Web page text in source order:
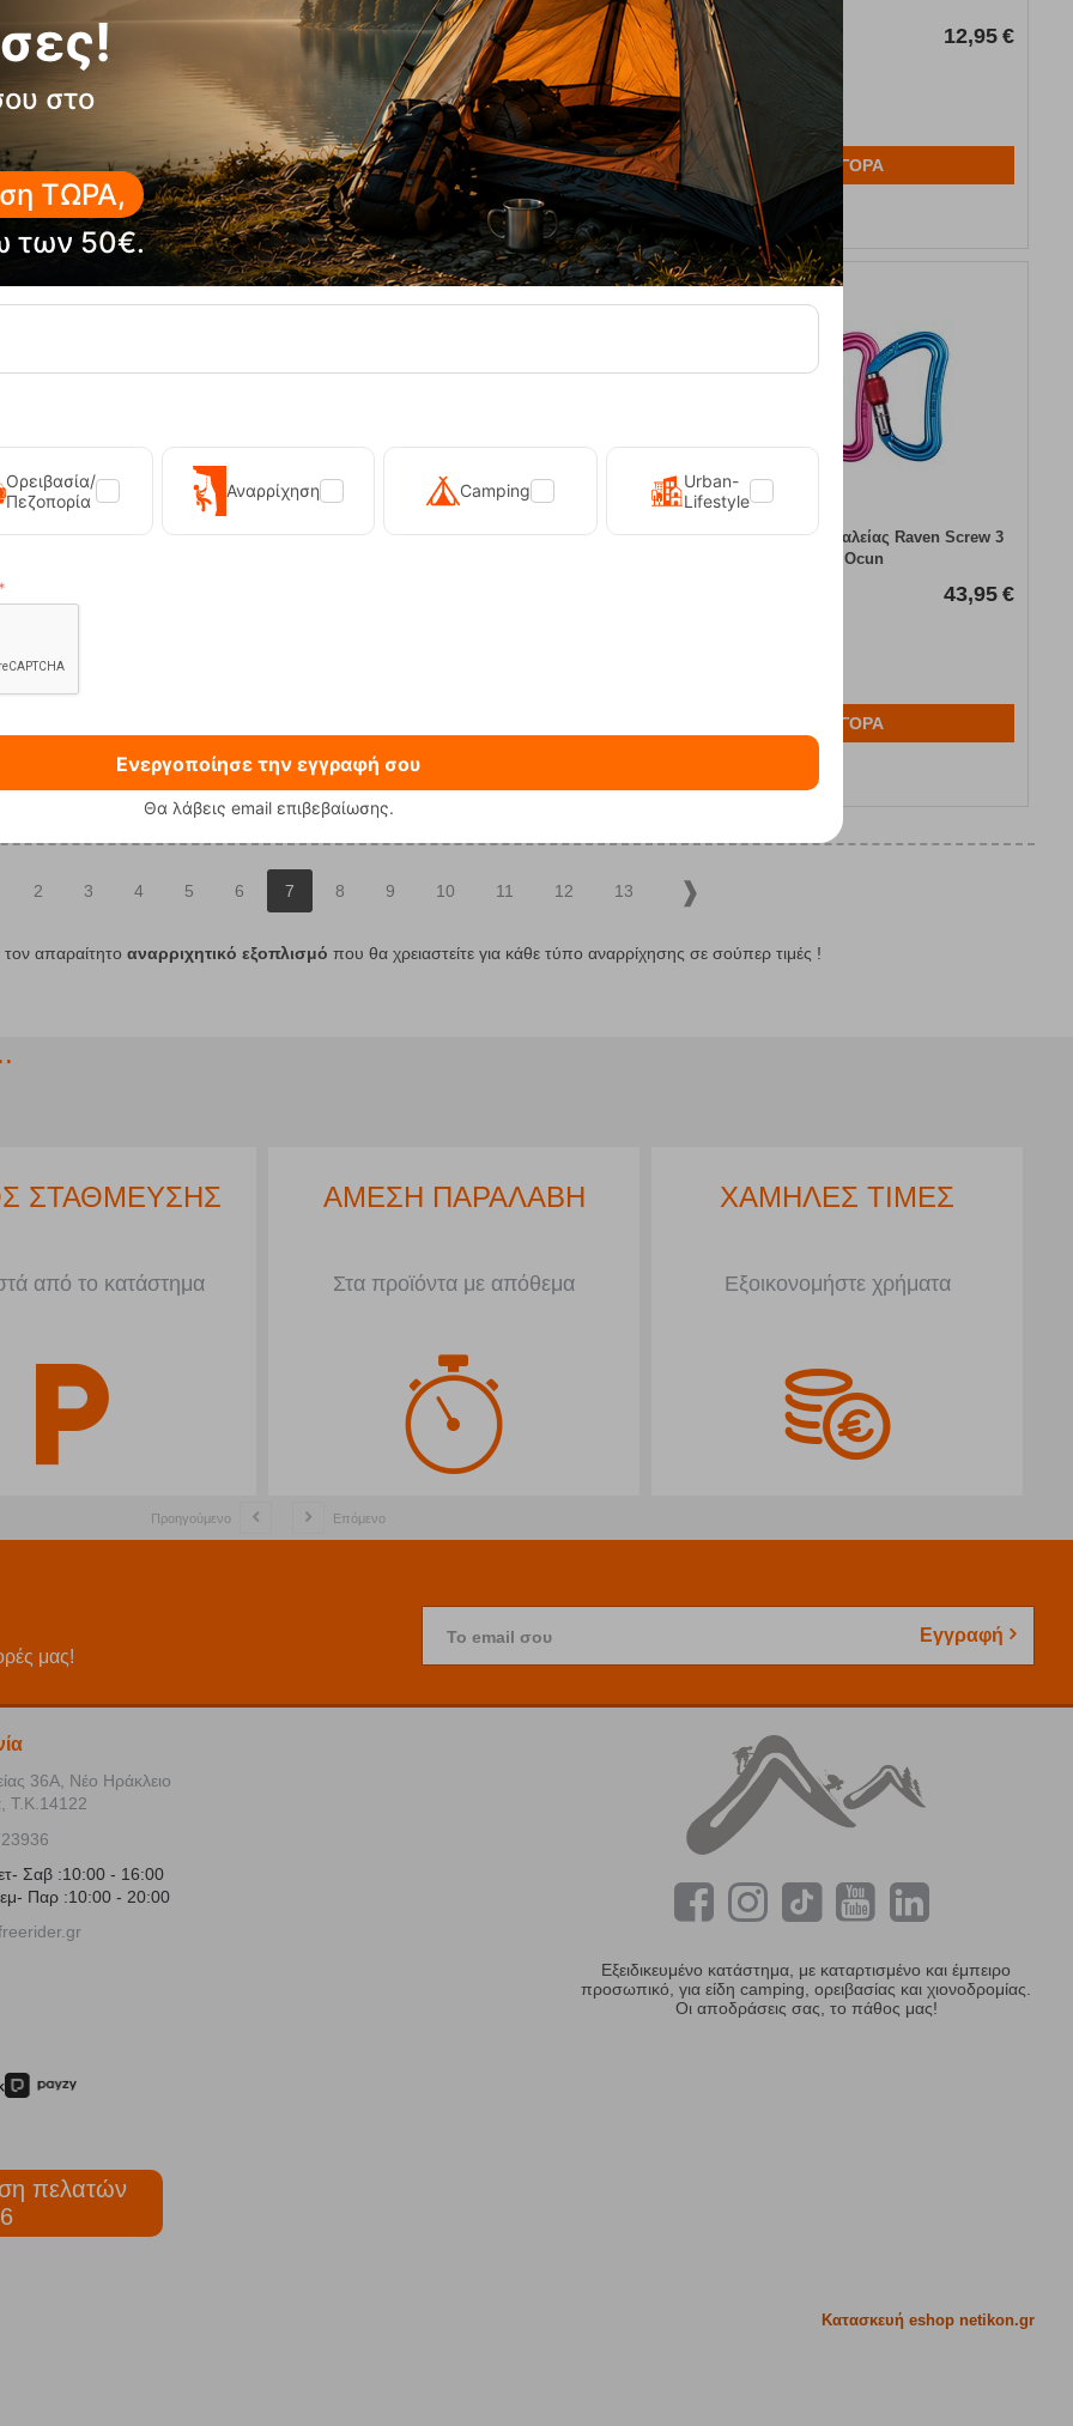
19608
ΑΓΟΡΑ
Κωδικός: FRE-16349
Άμεσα
διαθέσιμο
114,95 €
97,70 €
ΑΓΟΡΑ
Αγαπημένα
Κωδικός:
FRE-17753
Άμεσαδιαθέσιμο
12,95 €
ΑΓΟΡΑ
Αγαπημένα
Raven QD Bio-Dyn Pink
18303
Σετάκι Καραμπίνερ Raven QD Zoom PA 15/22
Αγαπημένα
Σετ Καραμπίνερ Ασφαλείας Raven Screw 3
pack Ocun
43,95 €
ΑΓΟΡΑ
2 3 4 5 6 7 8 9 10 11 12 13
απαραίτητο αναρριχητικό εξοπλισμό που θα χρειαστείτε για κάθε τύπο αναρρίχησης σε σούπερ τιμές !
ΔΟΣΕΙΣ
άνω των 50€
ΧΩΡΟΣ ΣΤΑΘΜΕΥΣΗΣ
Μπροστά από το κατάστημα
ΑΜΕΣΗ ΠΑΡΑΛΑΒΗ
Στα προϊόντα με απόθεμα
Προηγούμενο Επόμενο
μας!
Το email σου Εγγραφή
στο
ΤΩΡΑ,
των 50€.
Ορειβασία/
Πεζοπορία
Αναρρίχηση Camping
Urban-
Lifestyle
Ενεργοποίησε την εγγραφή σου
Θα λάβεις email επιβεβαίωσης.
36Α, Νέο Ηράκλειο
Τ.Κ.14122
Σαβ :10:00 - 16:00
Παρ :10:00 - 20:00
Εξειδικευμένο κατάστημα, με καταρτισμένο και έμπειρο
προσωπικό, για είδη camping, ορειβασίας και χιονοδρομίας.
Οι αποδράσεις σας, το πάθος μας!
πελατών
Κατασκευή eshop netikon.gr